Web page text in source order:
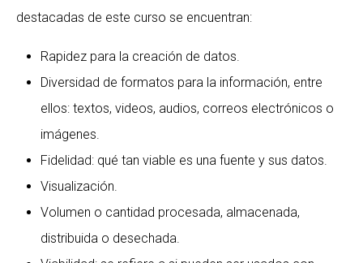
destacadas de este curso se encuentran:
Rapidez para la creación de datos.
Diversidad de formatos para la información, entre
ellos: textos, videos, audios, correos electrónicos o
imágenes.
Fidelidad: qué tan viable es una fuente y sus datos.
Visualización.
Volumen o cantidad procesada, almacenada,
distribuida o desechada.